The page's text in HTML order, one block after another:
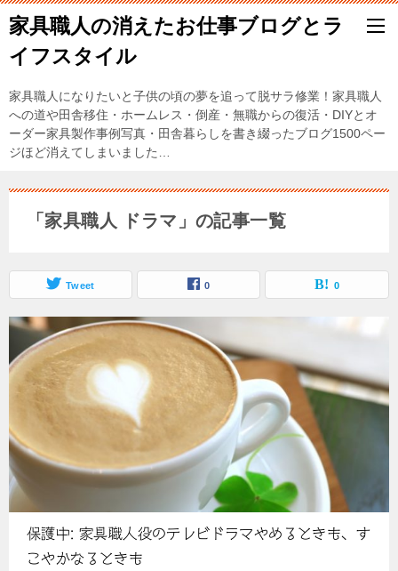
家具職人の消えたお仕事ブログとラ
イフスタイル
家具職人になりたいと子供の頃の夢を追って脱サラ修業！家具職人
への道や田舎移住・ホームレス・倒産・無職からの復活・DIYとオ
ーダー家具製作事例写真・田舎暮らしを書き綴ったブログ1500ペー
ジほど消えてしまいました…
「家具職人 ドラマ」の記事一覧
Tweet 0 0
保護中: 家具職人役のテレビドラマやめるときも、す
こやかなるときも